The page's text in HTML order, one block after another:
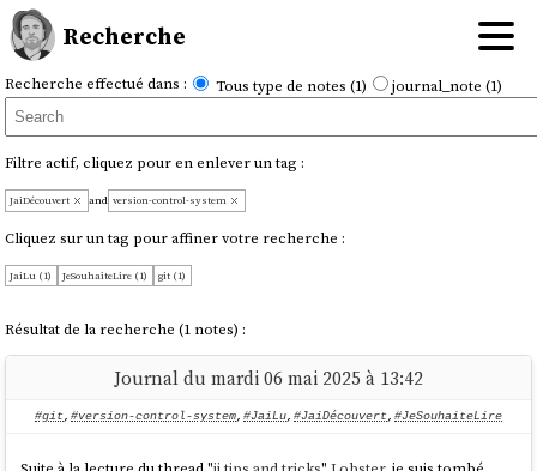
Recherche
Recherche effectué dans : Tous type de notes (1) journal_note (1)
Filtre actif, cliquez pour en enlever un tag :
JaiDécouvert and version-control-system
Cliquez sur un tag pour affiner votre recherche :
JaiLu (1) JeSouhaiteLire (1) git (1)
Résultat de la recherche (1 notes) :
Journal du mardi 06 mai 2025 à 13:42
#git, #version-control-system, #JaiLu, #JaiDécouvert, #JeSouhaiteLire